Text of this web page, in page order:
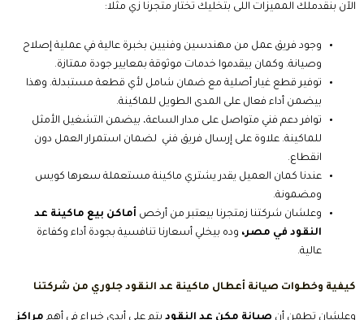
الآن بنقدملك المميزات اللى بتخليك تختار متجرنا زي مثلا:
وجود فريق عمل من مهندسين وفنيين بخبرة عالية في عملية إصلاح
وصيانة. وكمان بيقدموا خدمات موثوقة بمعايير جودة ممتازة.
توفير قطع غيار أصلية مع ضمان شامل لأي قطعة مستبدلة. وهذا
بيضمن أداء فعال على المدى الطويل للماكينة.
توافر دعم فني متواصل على مدار الساعة، بيضمن التشغيل الأمثل
للماكينة. علاوة على إرسال فريق فني لضمان استمرار العمل دون
انقطاع.
عندنا كمان العميل يقدر يشتري ماكينة مستعملة سعرها كويس
ومضمونة.
وعلشان شركتنا زمتجرنا بيعتبر من أرخص أماكن بيع ماكينة عد
النقود في مصر، وده بيخلي أسعارنا تنافسية بجودة أداء وكفاءة
عالية.
كيفية وخطوات صيانة أعطال ماكينة عد النقود جلوري من شركتنا
وعلشان تطمن أن صيانة مكن عد النقود بتم على أيدى خبراء في أهم مراكز